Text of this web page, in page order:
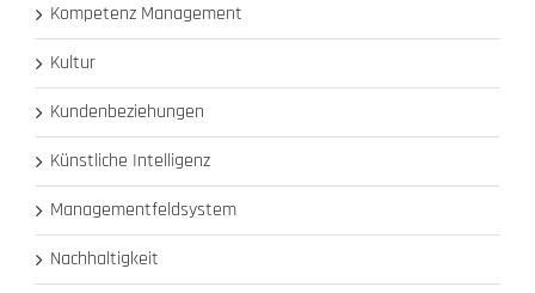
Kompetenz Management
Kultur
Kundenbeziehungen
Künstliche Intelligenz
Managementfeldsystem
Nachhaltigkeit